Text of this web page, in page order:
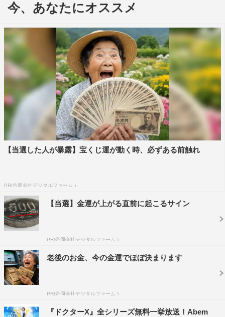
30本以上、最強アニメラインナップ150本超など、令和最
ドラマでは、米倉涼子主演の木曜ドラマ『ドクターX～
外科医・大門未知子～』第6シリーズや、田中圭、吉田鋼
太郎、千葉雄大、戸次重幸らおっさんたちがピュアなラブ
バトルを繰り広げる土曜ナイトドラマ『おっさんずラブ-in
the sky-』が一挙配信中。
また、『ロンドンハーツ』（テレビ朝日系）の伝説の企
画「ザ・トライアングル」のAbemaTV完全オリジナル版
の新エピソードも独占配信中。今回のターゲットは、お笑
る“気持ち悪さ”で女性陣がドン引きする衝撃展開が続出す
る。
さらに、テレビ朝日・弘中綾香アナウンサーが参戦し、
本命彼女の友人役としてドロドロの修羅場に登場する。
『ドクターX～外科医・大門未知子～』
今、あなたにオススメ
【当選した人が暴露】宝くじ運が動く時、必ずある前触れ
PR(合同会社デジタルファーム )
【当選】金運が上がる直前に起こるサイン
PR(合同会社デジタルファーム )
老後のお金、今の金運でほぼ決まります
PR(合同会社デジタルファーム )
『ドクターX』全シリーズ無料一挙放送！Abem